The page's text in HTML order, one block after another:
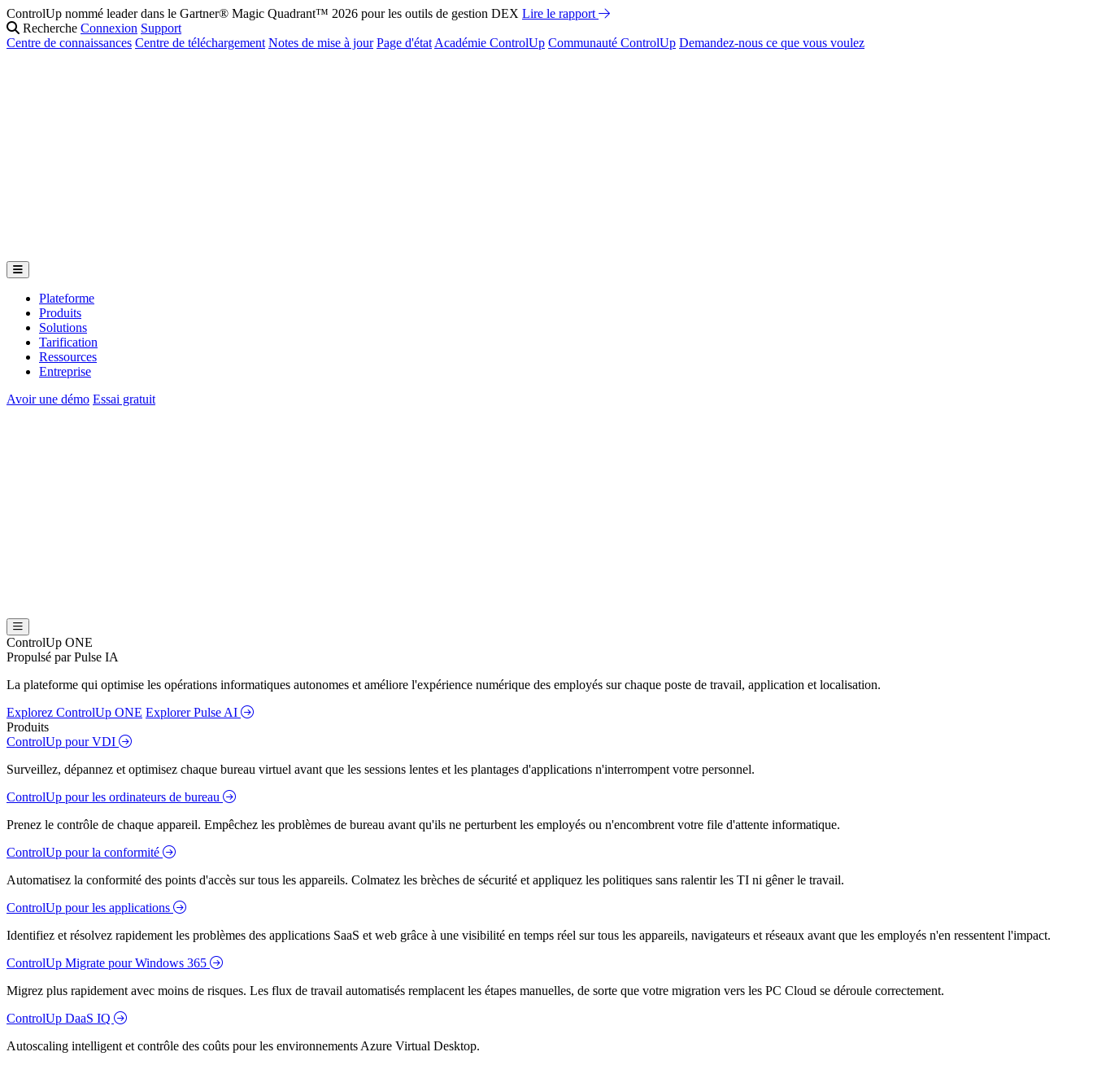
ControlUp nommé leader dans le Gartner® Magic Quadrant™ 2026 pour les outils de gestion DEX Lire le rapport
Recherche Connexion Support
Centre de connaissances Centre de téléchargement Notes de mise à jour Page d'état Académie ControlUp Communauté ControlUp Demandez-nous ce que vous voulez
Plateforme
Produits
Solutions
Tarification
Ressources
Entreprise
Avoir une démo Essai gratuit
ControlUp ONE
Propulsé par Pulse IA
La plateforme qui optimise les opérations informatiques autonomes et améliore l'expérience numérique des employés sur chaque poste de travail, application et localisation.
Explorez ControlUp ONE Explorer Pulse AI
Produits
ControlUp pour VDI
Surveillez, dépannez et optimisez chaque bureau virtuel avant que les sessions lentes et les plantages d'applications n'interrompent votre personnel.
ControlUp pour les ordinateurs de bureau
Prenez le contrôle de chaque appareil. Empêchez les problèmes de bureau avant qu'ils ne perturbent les employés ou n'encombrent votre file d'attente informatique.
ControlUp pour la conformité
Automatisez la conformité des points d'accès sur tous les appareils. Colmatez les brèches de sécurité et appliquez les politiques sans ralentir les TI ni gêner le travail.
ControlUp pour les applications
Identifiez et résolvez rapidement les problèmes des applications SaaS et web grâce à une visibilité en temps réel sur tous les appareils, navigateurs et réseaux avant que les employés n'en ressentent l'impact.
ControlUp Migrate pour Windows 365
Migrez plus rapidement avec moins de risques. Les flux de travail automatisés remplacent les étapes manuelles, de sorte que votre migration vers les PC Cloud se déroule correctement.
ControlUp DaaS IQ
Autoscaling intelligent et contrôle des coûts pour les environnements Azure Virtual Desktop.